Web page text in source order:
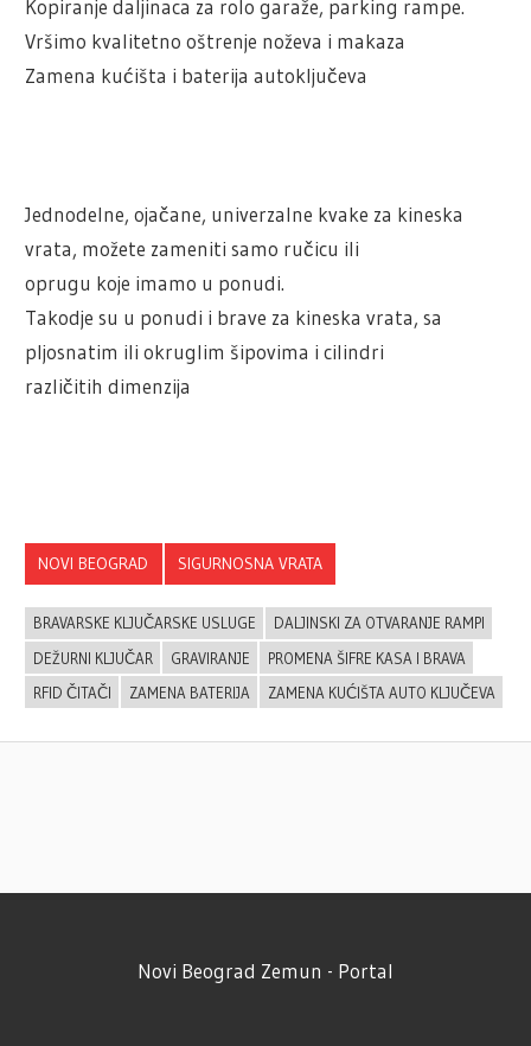
Kopiranje daljinaca za rolo garaže, parking rampe.
Vršimo kvalitetno oštrenje noževa i makaza
Zamena kućišta i baterija autoključeva
Jednodelne, ojačane, univerzalne kvake za kineska
vrata, možete zameniti samo ručicu ili
oprugu koje imamo u ponudi.
Takodje su u ponudi i brave za kineska vrata, sa
pljosnatim ili okruglim šipovima i cilindri
različitih dimenzija
NOVI BEOGRAD SIGURNOSNA VRATA
BRAVARSKE KLJUČARSKE USLUGE
DALJINSKI ZA OTVARANJE RAMPI
DEŽURNI KLJUČAR
GRAVIRANJE
PROMENA ŠIFRE KASA I BRAVA
RFID ČITAČI
ZAMENA BATERIJA ZAMENA KUĆIŠTA AUTO KLJUČEVA
Novi Beograd Zemun - Portal